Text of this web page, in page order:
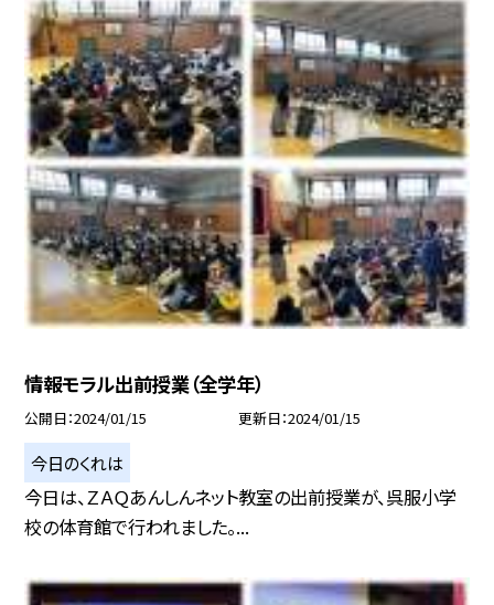
情報モラル出前授業（全学年）
公開日 2024/01/15 更新日 2024/01/15
今日のくれは
今日は、ＺＡＱあんしんネット教室の出前授業が、呉服小学
校の体育館で行われました。...